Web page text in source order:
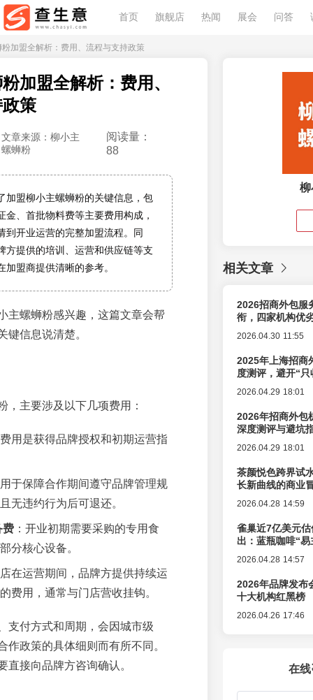
首页 旗舰店 热闻 展会 问答
加盟全解析：费用、流程与支持政策
加盟全解析：费用、
策
文章来源：柳小主
螺蛳粉
阅读量：
88
加盟柳小主螺蛳粉的关键信息，包
金、首批物料费等主要费用构成，
到开业运营的完整加盟流程。同
方提供的培训、运营和供应链等支
加盟商提供清晰的参考。
主螺蛳粉感兴趣，这篇文章会帮
键信息说清楚。
，主要涉及以下几项费用：
用是获得品牌授权和初期运营指
于保障合作期间遵守品牌管理规
无违约行为后可退还。
费：开业初期需要采购的专用食
分核心设备。
在运营期间，品牌方提供持续运
费用，通常与门店营收挂钩。
支付方式和周期，会因城市级
作政策的具体细则而有所不同。
直接向品牌方咨询确认。
柳
相关文章
2026招商外包服
衔，四家机构优
2026.04.30 11:55
2025年上海招商
度测评，避开“
2026.04.29 18:01
2026年招商外包
深度测评与避坑
2026.04.29 18:01
茶颜悦色跨界试
长新曲线的商业
2026.04.28 14:59
雀巢近7亿美元
出：蓝瓶咖啡“
2026.04.28 14:57
2026年品牌发布
十大机构红黑榜
2026.04.26 17:46
在